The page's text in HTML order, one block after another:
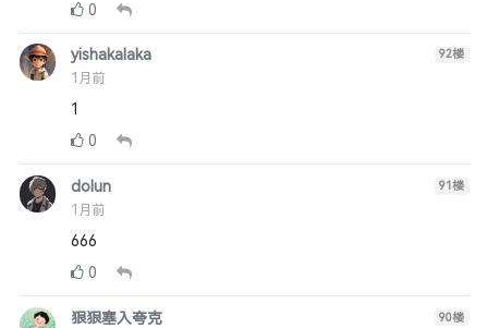
0
yishakalaka
1月前
92楼
1
0
dolun
1月前
91楼
666
0
狠狠塞入夸克 90楼